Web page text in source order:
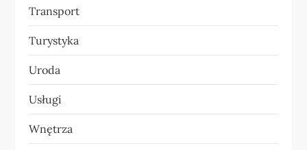
Transport
Turystyka
Uroda
Usługi
Wnętrza